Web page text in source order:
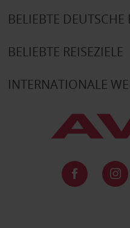
BELIEBTE DEUTSCHE
BELIEBTE REISEZIELE
INTERNATIONALE